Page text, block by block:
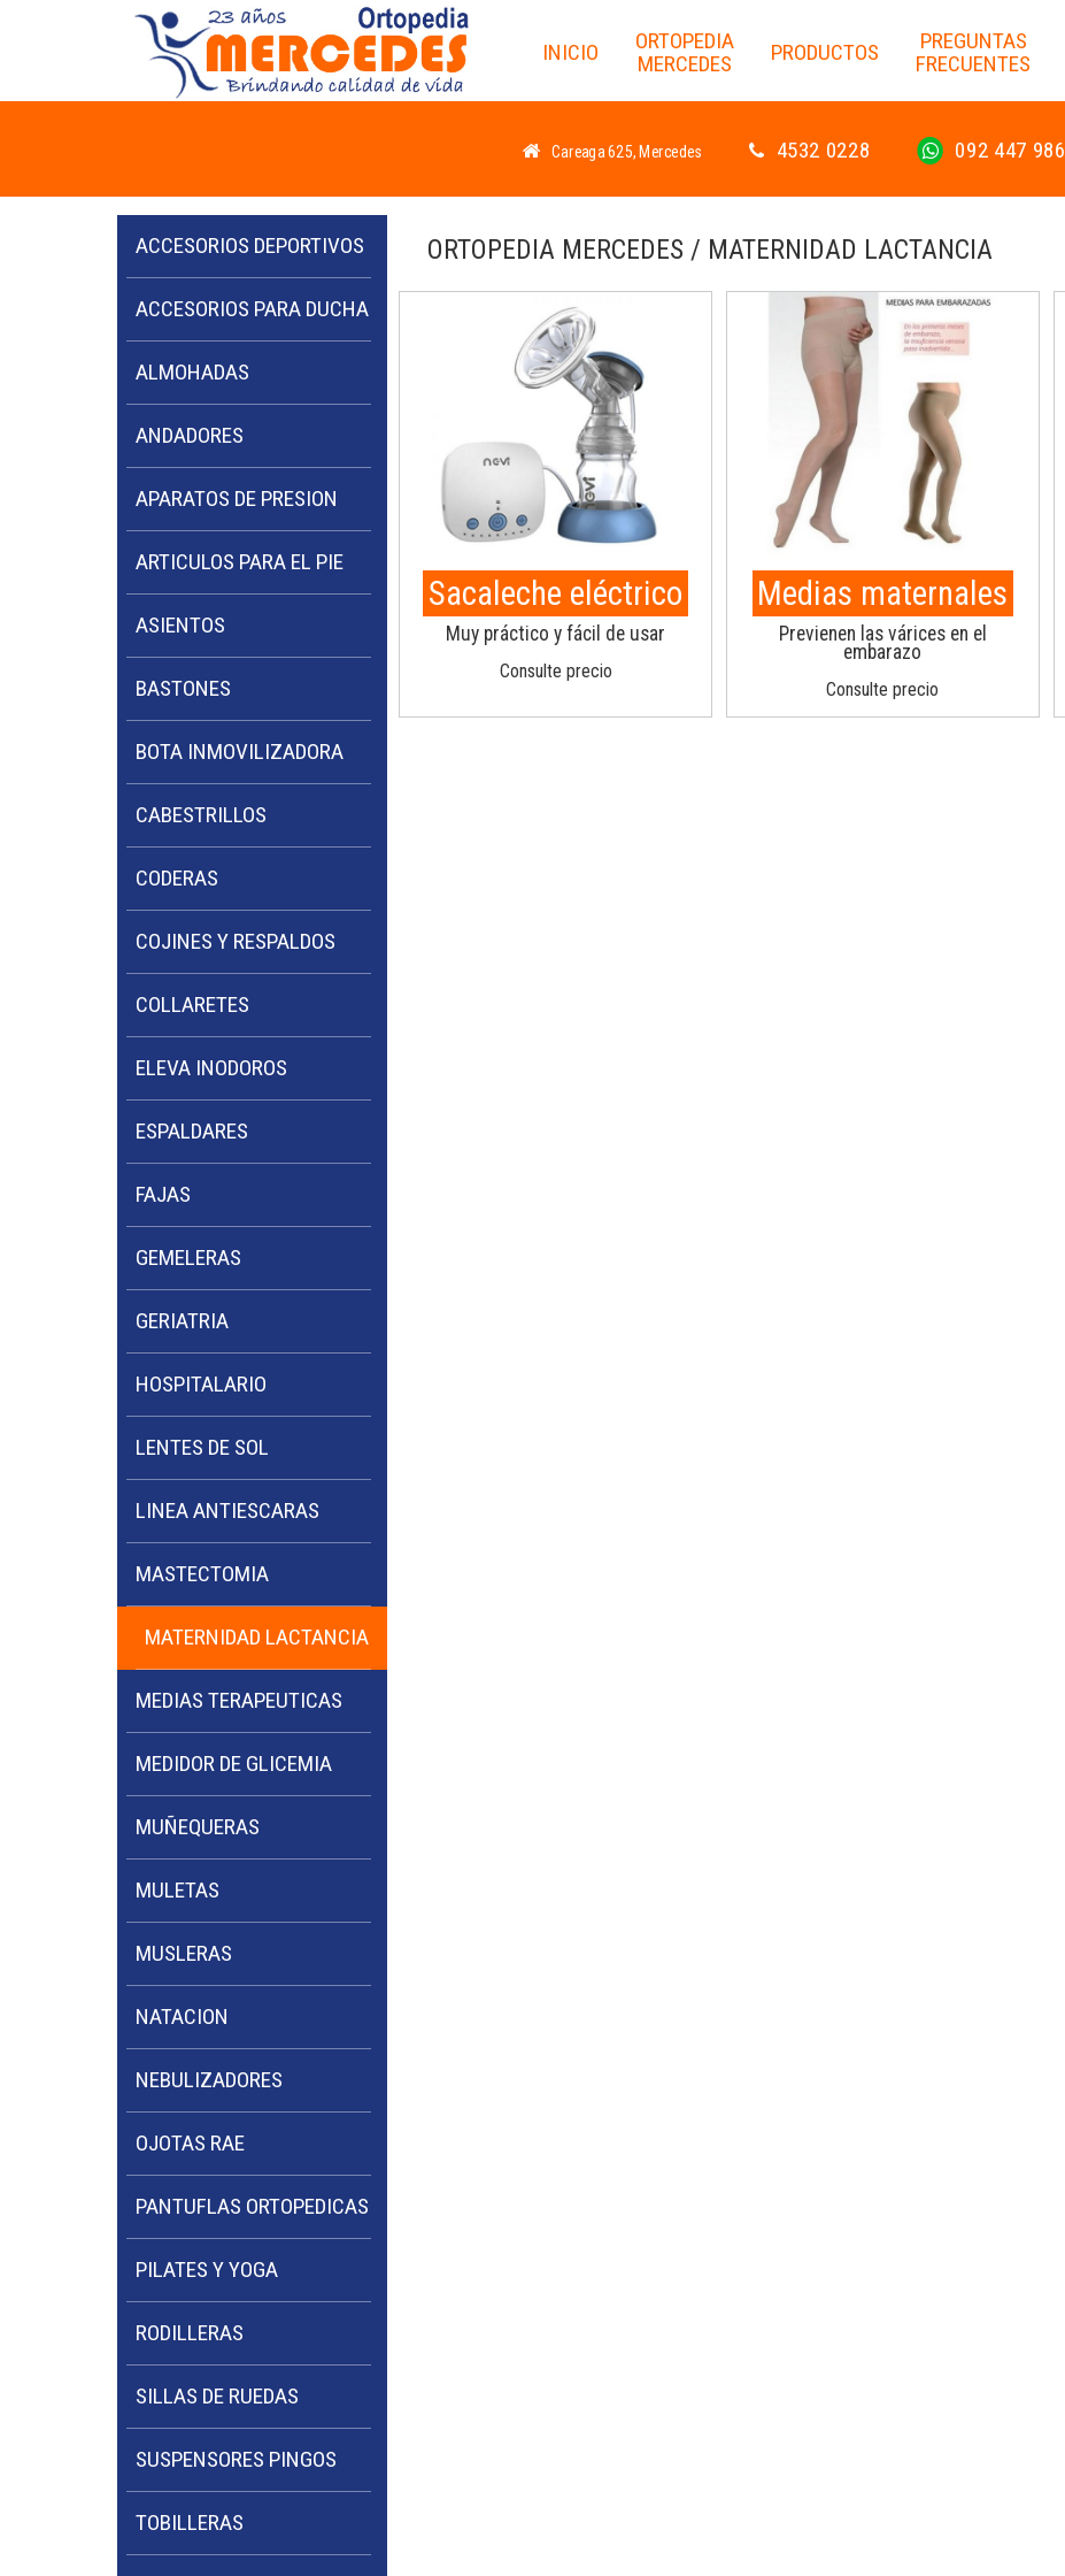
INICIO
ORTOPEDIA
MERCEDES
PRODUCTOS
PREGUNTAS
FRECUENTES
Careaga 625, Mercedes 4532 0228 092 447 986
ACCESORIOS DEPORTIVOS
ACCESORIOS PARA DUCHA
ALMOHADAS
ANDADORES
APARATOS DE PRESION
ARTICULOS PARA EL PIE
ASIENTOS
BASTONES
BOTA INMOVILIZADORA
CABESTRILLOS
CODERAS
COJINES Y RESPALDOS
COLLARETES
ELEVA INODOROS
ESPALDARES
FAJAS
GEMELERAS
GERIATRIA
HOSPITALARIO
LENTES DE SOL
LINEA ANTIESCARAS
MASTECTOMIA
MATERNIDAD LACTANCIA
MEDIAS TERAPEUTICAS
MEDIDOR DE GLICEMIA
MUÑEQUERAS
MULETAS
MUSLERAS
NATACION
NEBULIZADORES
OJOTAS RAE
PANTUFLAS ORTOPEDICAS
PILATES Y YOGA
RODILLERAS
SILLAS DE RUEDAS
SUSPENSORES PINGOS
TOBILLERAS
ORTOPEDIA MERCEDES / MATERNIDAD LACTANCIA
Sacaleche eléctrico
Muy práctico y fácil de usar
Consulte precio
Medias maternales
Previenen las várices en el
embarazo
Consulte precio